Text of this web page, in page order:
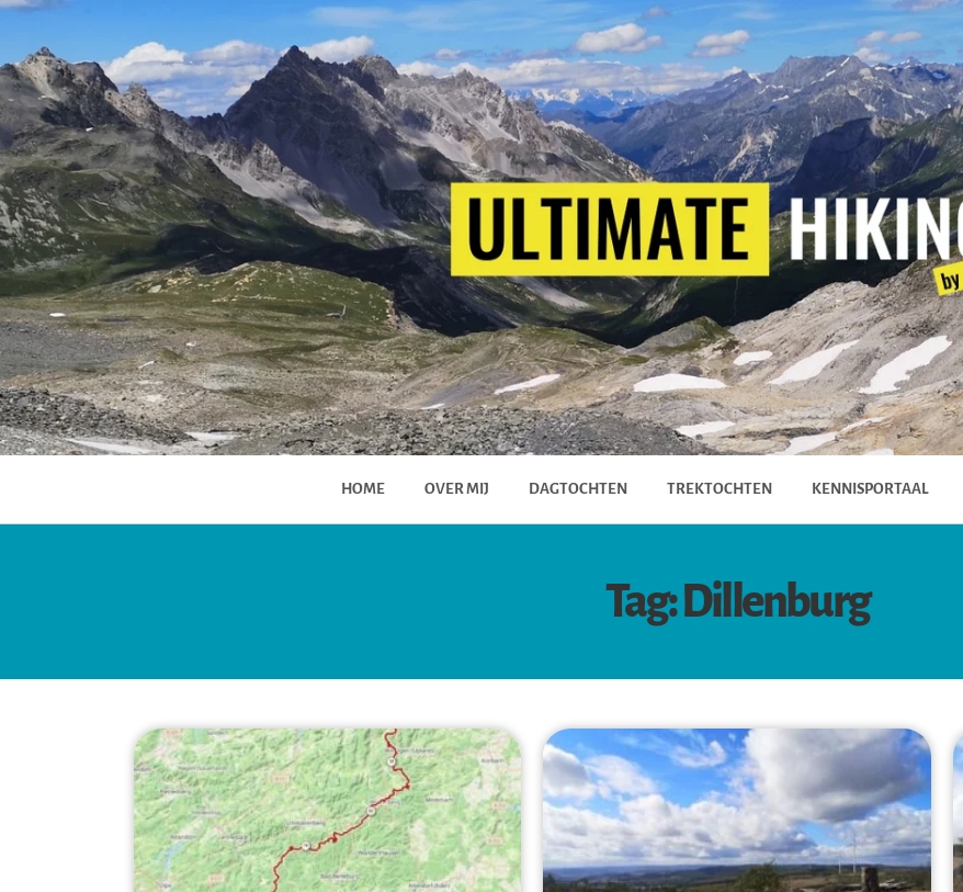
HOME OVER MIJ DAGTOCHTEN TREKTOCHTEN KENNISPORTAAL
Tag: Dillenburg